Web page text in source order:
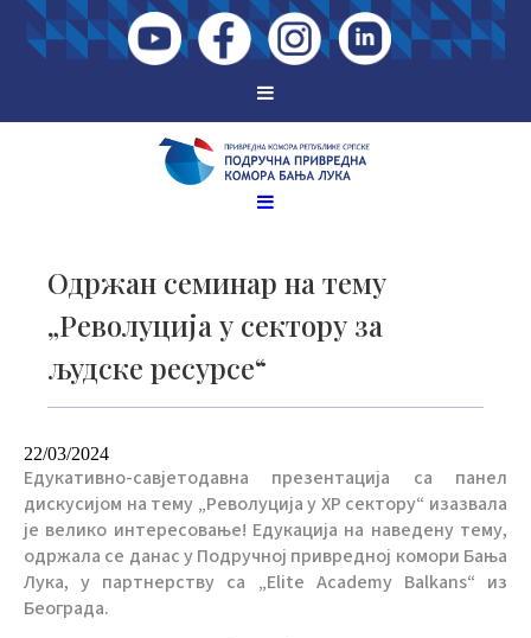
Одржан семинар на тему
„Револуција у сектору за
људске ресурсе“
22/03/2024
Едукативно-савјетодавна презентација са панел
дискусијом на тему „Револуција у ХР сектору“ изазвала
је велико интересовање! Едукација на наведену тему,
одржала се данас у Подручној привредној комори Бања
Лука, у партнерству са „Еlite Academy Balkans“ из
Београда.